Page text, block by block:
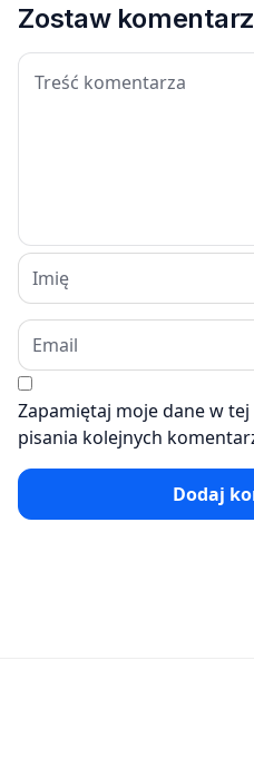
Zostaw komentarz
Zapamiętaj moje dane w
pisania kolejnych
Dodaj